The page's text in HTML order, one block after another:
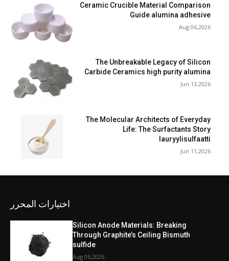
Ceramic Crucible Material Comparison
Guide alumina adhesive
Aug 06,2026
The Unbreakable Legacy of Silicon
Carbide Ceramics high purity alumina
Jun 13,2026
The Molecular Architects of Everyday
Life: The Surfactants Story
lauryylisulfaatti
Jun 11,2026
اختيارات المحرر
Silicon Anode Materials: Breaking
Through Graphite’s Ceiling Bismuth
sulfide
Aug 06,2026